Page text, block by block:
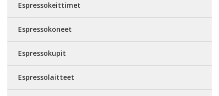
Espressokeittimet
Espressokoneet
Espressokupit
Espressolaitteet